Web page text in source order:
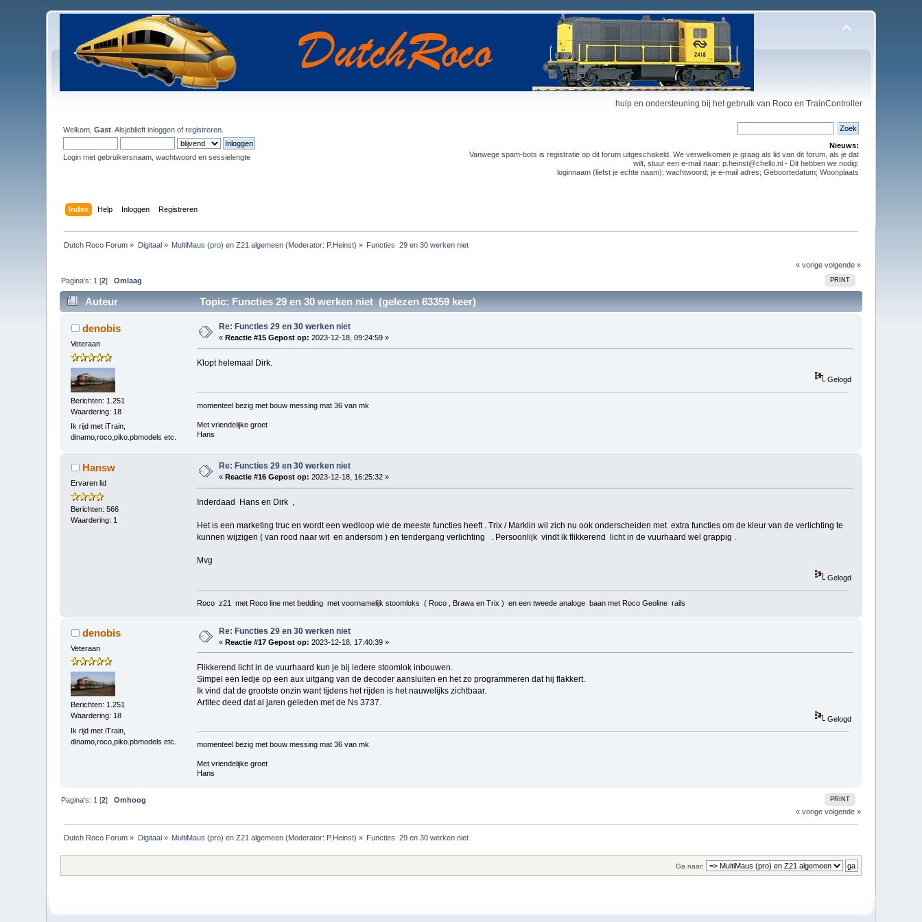
hulp en ondersteuning bij het gebruik van Roco en TrainController
Welkom,Gast . Alsjeblieftinloggen ofregistreren
Login met gebruikersnaam, wachtwoord en sessielengte
Nieuws:
Vanwege spam-bots is registratie op dit forum uitgeschakeld. We verwelkomen je graag als lid van dit forum, als je dat
wilt, stuur een e-mail naar: p.heinst@chello.nl - Dit hebben we nodig:
loginnaam (liefst je echte naam); wachtwoord; je e-mail adres; Geboortedatum; Woonplaats
Index Help Inloggen Registreren
Dutch Roco Forum » Digitaal» MultiMaus (pro) en Z21 algemeen (Moderator: P.Heinst) » Functies  29 en 30 werken niet
« vorige volgende »
PRINT
Pagina's: 1 [2]Omlaag
Auteur Topic: Functies 29 en 30 werken niet (gelezen 63359 keer)
denobis
Veteraan
Berichten: 1.251
Waardering: 18
Ik rijd met iTrain,
dinamo,roco,piko.pbmodels etc.
Re: Functies 29 en 30 werken niet
« Reactie #15 Gepost op: 2023-12-18, 09:24:59 »
Klopt helemaal Dirk.
Gelogd
momenteel bezig met bouw messing mat 36 van mk
Met vriendelijke groet
Hans
Hansw
Ervaren lid
Berichten: 566
Waardering: 1
Re: Functies 29 en 30 werken niet
« Reactie #16 Gepost op: 2023-12-18, 16:25:32 »
Inderdaad Hans en Dirk ,
Het is een marketing truc en wordt een wedloop wie de meeste functies heeft . Trix / Marklin wil zich nu ook onderscheiden met extra functies om de kleur van de verlichting te
kunnen wijzigen ( van rood naar wit en andersom ) en tendergang verlichting . Persoonlijk vindt ik flikkerend licht in de vuurhaard wel grappig .
Mvg
Gelogd
Roco z21 met Roco line met bedding met voornamelijk stoomloks ( Roco , Brawa en Trix ) en een tweede analoge baan met Roco Geoline rails
denobis
Veteraan
Berichten: 1.251
Waardering: 18
Ik rijd met iTrain,
dinamo,roco,piko.pbmodels etc.
Re: Functies 29 en 30 werken niet
«Reactie #17 Gepost op: 2023-12-18, 17:40:39 »
Flikkerend licht in de vuurhaard kun je bij iedere stoomlok inbouwen.
Simpel een ledje op een aux uitgang van de decoder aansluiten en het zo programmeren dat hij flakkert.
Ik vind dat de grootste onzin want tijdens het rijden is het nauwelijks zichtbaar.
Artitec deed dat al jaren geleden met de Ns 3737.
Gelogd
momenteel bezig met bouw messing mat 36 van mk
Met vriendelijke groet
Hans
PRINT
Pagina's: 1 [2]Omhoog
« vorige volgende »
Dutch Roco Forum » Digitaal» MultiMaus (pro) en Z21 algemeen (Moderator: P.Heinst) » Functies  29 en 30 werken niet
Ga naar: